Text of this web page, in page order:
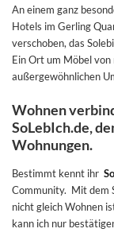
An einem ganz
Hotels im Gerling
verschoben, das
Ein Ort um Möbel
außergewöhnlichen
Wohnen
SoLebIch.de,
Wohnungen.
Bestimmt kennt ihr
Community. Mit dem
nicht gleich Wohnen
kann ich nur